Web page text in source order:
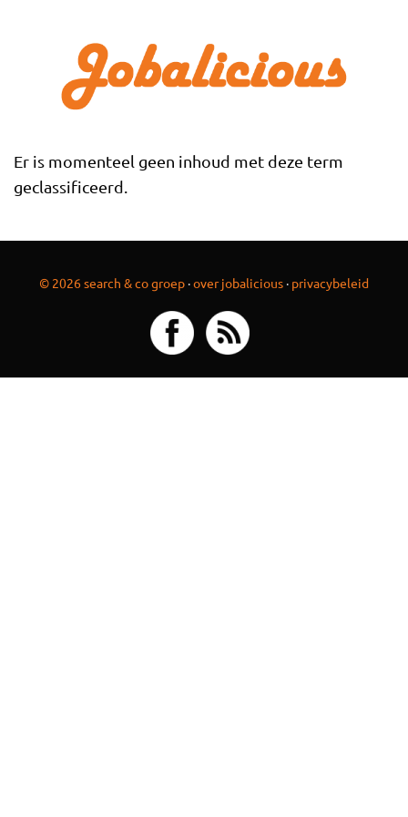
Er is momenteel geen inhoud met deze term
geclassificeerd.
© 2026 search & co groep ·over jobalicious · privacybeleid